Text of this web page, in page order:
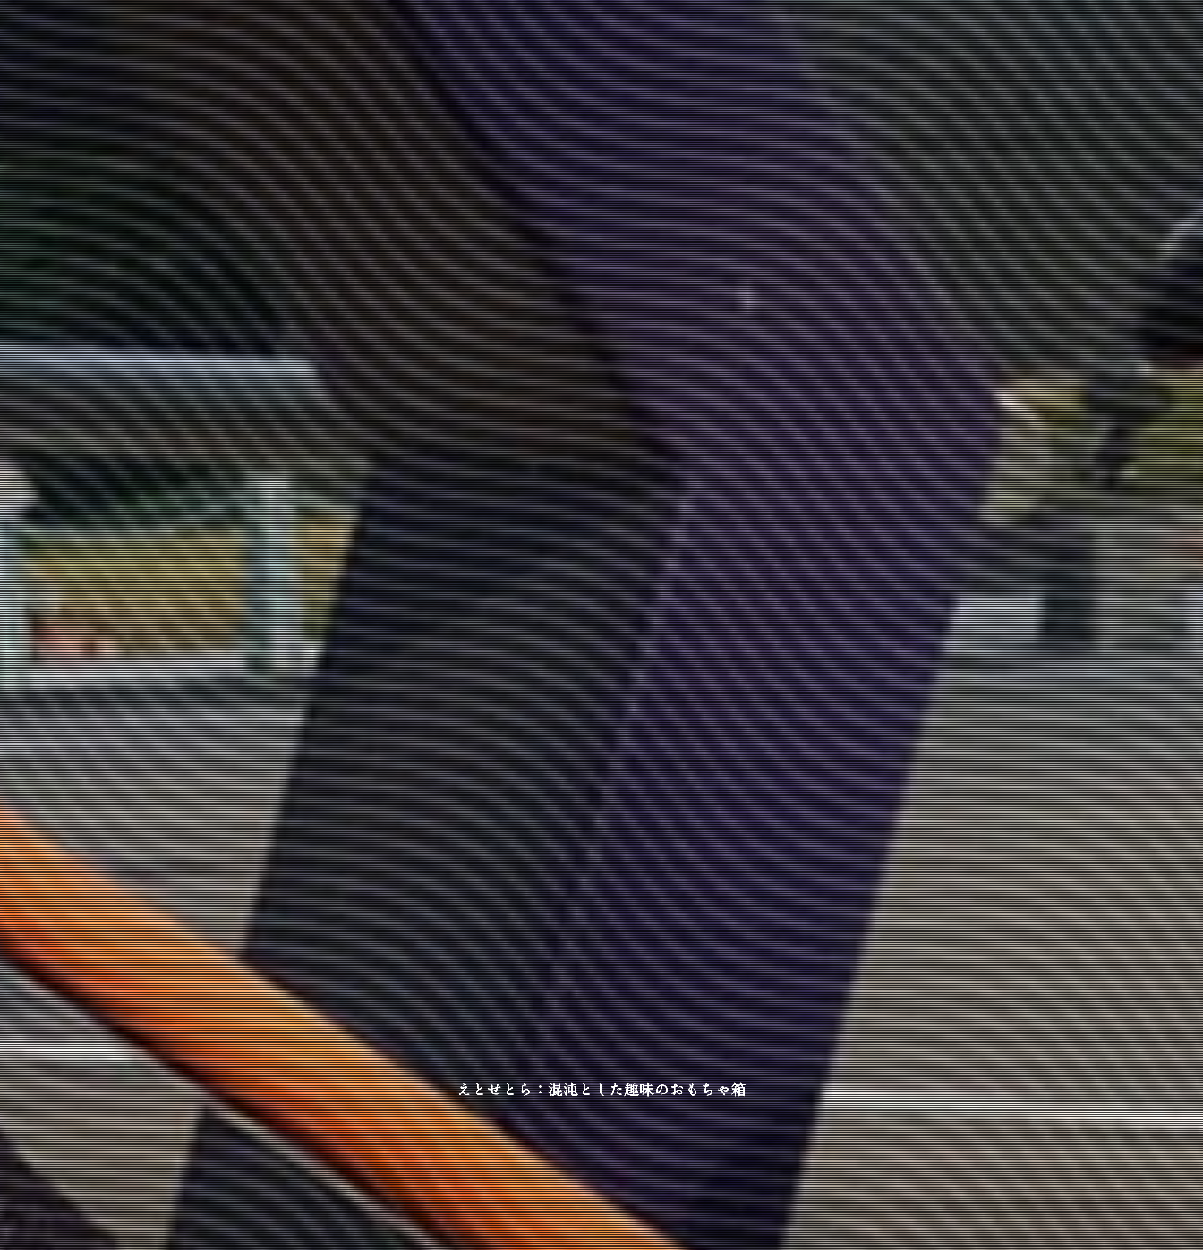
えとせとら：混沌とした趣味のおもちゃ箱